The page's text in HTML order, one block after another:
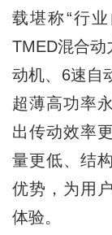
载堪称“行
TMED混合动
动机、6速自
超薄高功率
出传动效率
量更低、结
优势，为用
体验。